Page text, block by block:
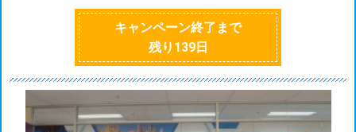
キャンペーン終了まで
残り 139日